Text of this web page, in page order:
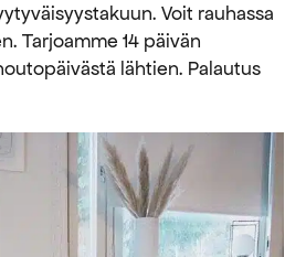
Voit rauhassa
Tarjoamme 14 päivän
lähtien. Palautus